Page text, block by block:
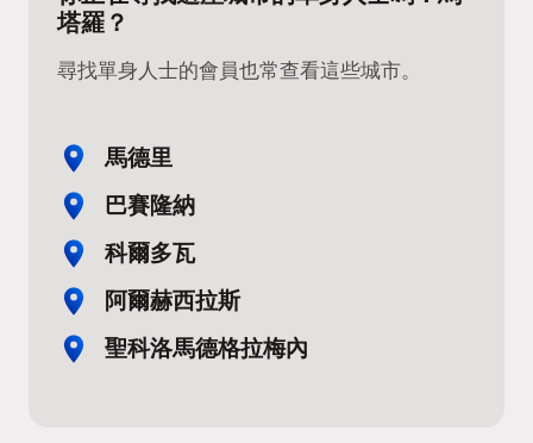
塔羅？
尋找單身人士的會員也常查看這些城市。
馬德里
巴賽隆納
科爾多瓦
阿爾赫西拉斯
聖科洛馬德格拉梅內